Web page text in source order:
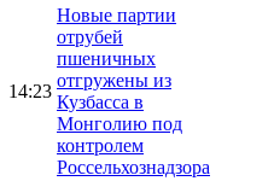
14:23
Новые партии
отрубей
пшеничных
отгружены из
Кузбасса в
Монголию под
контролем
Россельхознадзора